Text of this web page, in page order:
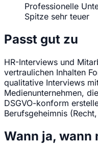
Professionelle
Spitze sehr teuer
Passt gut zu
HR-Interviews und
vertraulichen Inhalten
qualitative Interviews
Medienunternehmen,
DSGVO-konform
Berufsgeheimnis
Wann ja, wann